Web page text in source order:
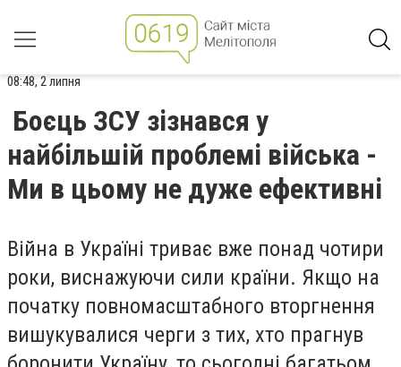
08:48, 2 липня
Боєць ЗСУ зізнався у
найбільшій проблемі війська -
Ми в цьому не дуже ефективні
Війна в Україні триває вже понад чотири
роки, виснажуючи сили країни. Якщо на
початку повномасштабного вторгнення
вишукувалися черги з тих, хто прагнув